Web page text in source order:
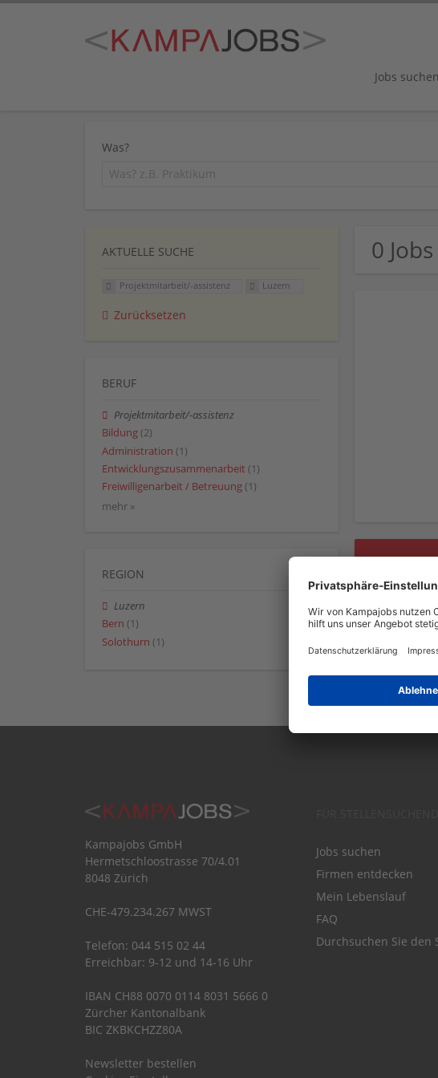
Jobs suchen
Was?
0
AKTUELLE SUCHE
Projektmitarbeit/-assistenz Luzern
Zurücksetzen
BERUF
Projektmitarbeit/-assistenz
Bildung (2)
Administration (1)
Entwicklungszusammenarbeit (1)
Freiwilligenarbeit / Betreuung (1)
mehr »
REGION
Luzern
Bern (1)
Solothurn (1)
Kampajobs GmbH
Hermetschloostrasse 70/4.01
8048 Zürich
CHE-479.234.267 MWST
Telefon: 044 515 02 44
Erreichbar: 9-12 und 14-16 Uhr
IBAN CH88 0070 0114 8031 5666 0
Zürcher Kantonalbank
BIC ZKBKCHZZ80A
Newsletter bestellen
Jobs suchen
Firmen entdecken
Mein Lebenslauf
FAQ
Durchsuchen Sie den